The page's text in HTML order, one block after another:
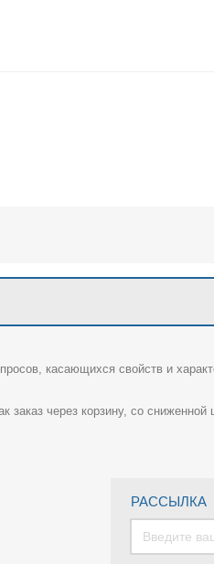
касающихся свойств и
через корзину, со сниженной
РАССЫЛКА